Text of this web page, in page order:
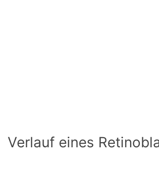
Verlauf eines